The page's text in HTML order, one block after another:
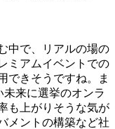
中で、リアルの場の
ミアムイベントでの
できそうですね。ま
来に選挙のオンラ
も上がりそうな気が
メントの構築など社